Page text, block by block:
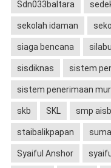
Sdn033baltara
sekolah idaman
siaga bencana
sisdiknas sistem
sistem penerimaan
skb SKL smp
staibalikpapan
Syaiful Anshor